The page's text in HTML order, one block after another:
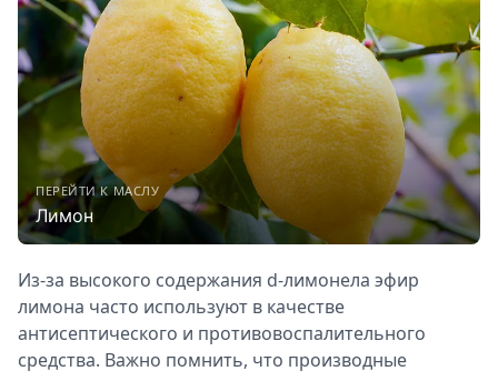
ПЕРЕЙТИ К МАСЛУ
Лимон
Из-за высокого содержания d-лимонела эфир
лимона часто используют в качестве
антисептического и противовоспалительного
средства. Важно помнить, что производные